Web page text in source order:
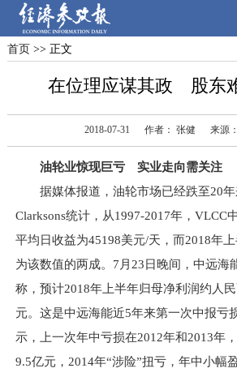
首页 深度
首页 >> 正文
在位理应谋其政 股东
2018-07-31 作者： 张健 来源
油轮业惊现巨亏 实业走向需关注
据媒体报道，油轮市场已经跌至20年
Clarksons统计，从1997-2017年，VLCC
平均日收益为45198美元/天，而2018年
为该数值的两成。7月23日晚间，中远海
称，预计2018年上半年归母净利润约人
元。这是中远海能近5年来第一次中报亏
示，上一次年中亏损在2012年和2013年
9.5亿元，2014年“涉险”扭亏，年中小幅